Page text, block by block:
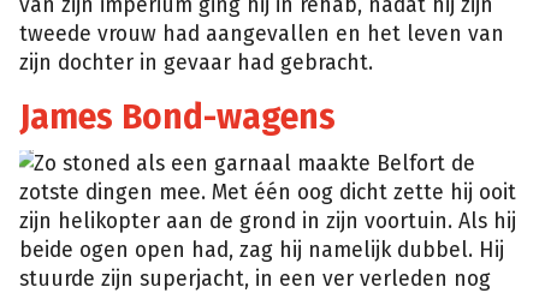
van zijn imperium ging hij in rehab, nadat hij zijn
tweede vrouw had aangevallen en het leven van
zijn dochter in gevaar had gebracht.
James Bond-wagens
Jordan
Belfort
Zo stoned als een garnaal maakte Belfort de
zotste dingen mee. Met één oog dicht zette hij ooit
zijn helikopter aan de grond in zijn voortuin. Als hij
beide ogen open had, zag hij namelijk dubbel. Hij
stuurde zijn superjacht, in een ver verleden nog